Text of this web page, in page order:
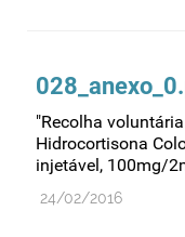
Relações
Substâncias
Supervisão do
Taxas
"Recolha
Hidrocortisona
injetável, 100mg/
24/02/2016